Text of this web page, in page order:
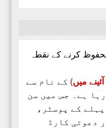
کرنے کے نقطہ
میں) کے نام سے
ہے۔ جس میں سن
کے پوسٹر،
دعوتی کارڈ